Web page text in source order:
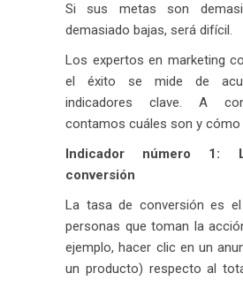
Si sus metas son
demasiado bajas, será difícil.
Los expertos en marketing
el éxito se mide de
indicadores clave. A
contamos cuáles son y cómo
Indicador número 1:
conversión
La tasa de conversión es
personas que toman la
ejemplo, hacer clic en un
un producto) respecto al